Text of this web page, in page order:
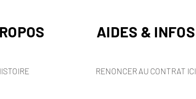
AIDES & INFOS
RENONCER AU CONTRAT ICI